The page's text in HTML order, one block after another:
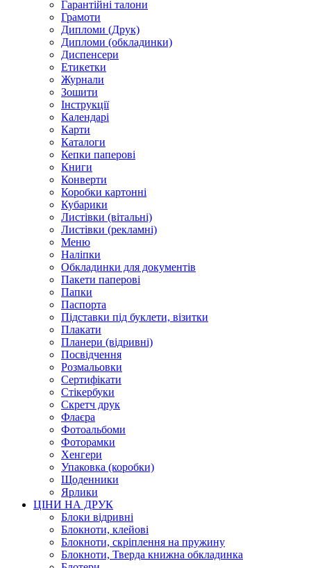
Гарантійні талони
Грамоти
Дипломи (Друк)
Дипломи (обкладинки)
Диспенсери
Етикетки
Журнали
Зошити
Інструкції
Календарі
Карти
Каталоги
Кепки паперові
Книги
Конверти
Коробки картонні
Кубарики
Листівки (вітальні)
Листівки (рекламні)
Меню
Наліпки
Обкладинки для документів
Пакети паперові
Папки
Паспорта
Підставки під буклети, візитки
Плакати
Планери (відривні)
Посвідчення
Розмальовки
Сертифікати
Стікербуки
Скретч друк
Флаєра
Фотоальбоми
Фоторамки
Хенгери
Упаковка (коробки)
Щоденники
Ярлики
ЦІНИ НА ДРУК
Блоки відривні
Блокноти, клейові
Блокноти, скріплення на пружину
Блокноти, Тверда книжна обкладинка